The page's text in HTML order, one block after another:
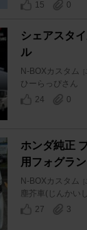
15
0
シェアスタ
ル
N-BOXカスタム
ひーらっぴさん
24
0
ホンダ純正
用フォグラ
N-BOXカスタム
塵芥車(じんかい
27
3